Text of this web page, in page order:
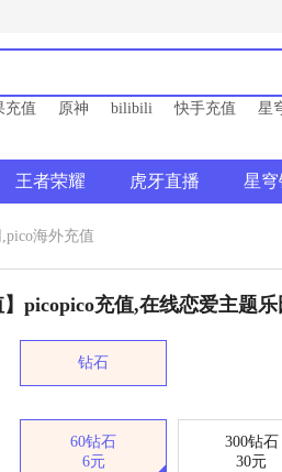
充值 原神 bilibili 快手充值 星
王者荣耀 虎牙直播 星穹
海外充值
】picopico充值,在线恋爱主题
钻石
60钻石
6元
300钻石
30元